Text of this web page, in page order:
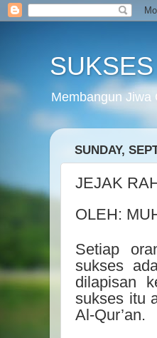
Membangun Jiwa
SUNDAY,
JEJAK
OLEH:
Setiap
sukses
dilapisan
sukses itu
Al-Qur’an.